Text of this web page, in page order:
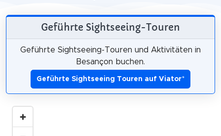
Geführte Sightseeing-Touren
Geführte Sightseeing-Touren und Aktivitäten in
Besançon buchen.
Geführte Sightseeing Touren auf Viator*